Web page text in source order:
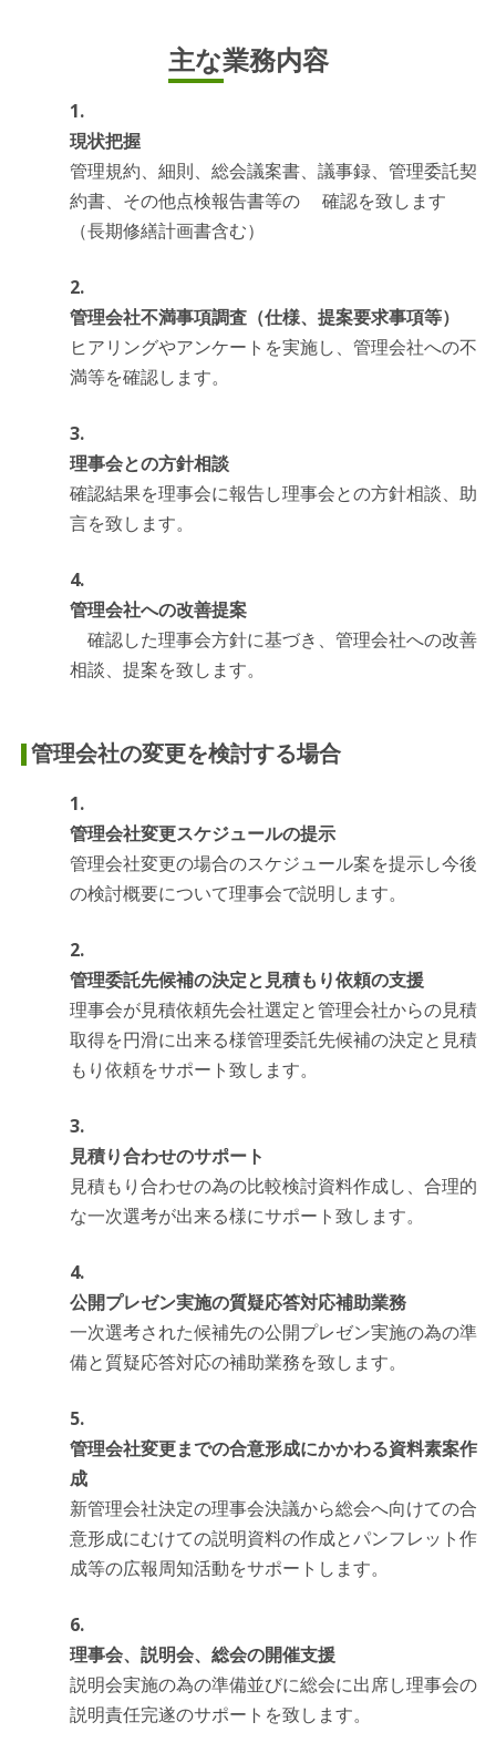
主な業務内容
現状把握
管理規約、細則、総会議案書、議事録、管理委託契
約書、その他点検報告書等の 確認を致します
（長期修繕計画書含む）
管理会社不満事項調査（仕様、提案要求事項等）
ヒアリングやアンケートを実施し、管理会社への不
満等を確認します。
理事会との方針相談
確認結果を理事会に報告し理事会との方針相談、助
言を致します。
管理会社への改善提案
確認した理事会方針に基づき、管理会社への改善
相談、提案を致します。
管理会社の変更を検討する場合
管理会社変更スケジュールの提示
管理会社変更の場合のスケジュール案を提示し今後
の検討概要について理事会で説明します。
管理委託先候補の決定と見積もり依頼の支援
理事会が見積依頼先会社選定と管理会社からの見積
取得を円滑に出来る様管理委託先候補の決定と見積
もり依頼をサポート致します。
見積り合わせのサポート
見積もり合わせの為の比較検討資料作成し、合理的
な一次選考が出来る様にサポート致します。
公開プレゼン実施の質疑応答対応補助業務
一次選考された候補先の公開プレゼン実施の為の準
備と質疑応答対応の補助業務を致します。
管理会社変更までの合意形成にかかわる資料素案作
成
新管理会社決定の理事会決議から総会へ向けての合
意形成にむけての説明資料の作成とパンフレット作
成等の広報周知活動をサポートします。
理事会、説明会、総会の開催支援
説明会実施の為の準備並びに総会に出席し理事会の
説明責任完遂のサポートを致します。